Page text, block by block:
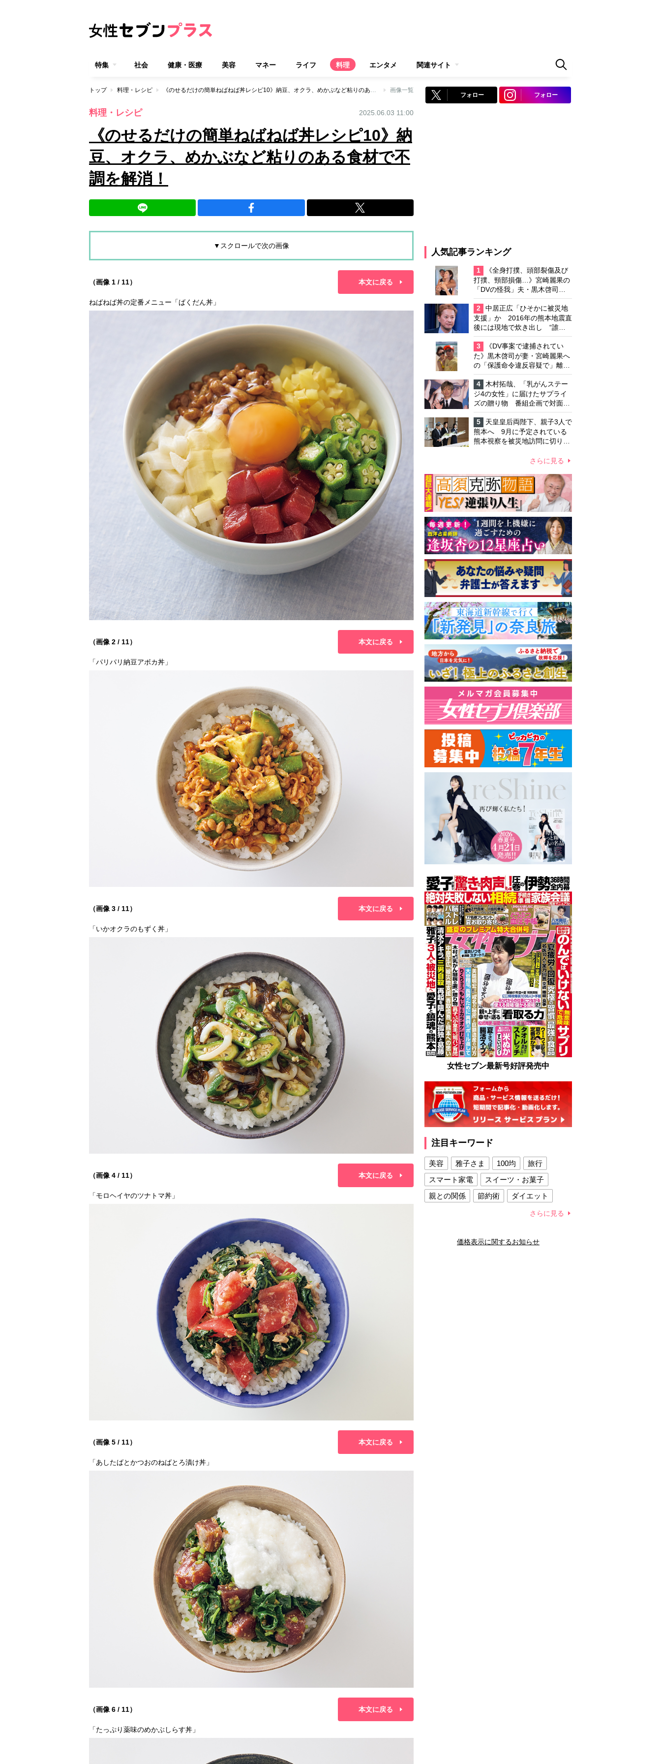
特集 社会 健康・医療 美容 マネー ライフ 料理 エンタメ 関連サイト
トップ 料理・レシピ 《のせるだけの簡単ねばねば丼レシピ10》納豆、オクラ、めかぶなど粘りのある食材で不調を解消！ 画像一覧
料理・レシピ 2025.06.03 11:00
《のせるだけの簡単ねばねば丼レシピ10》納
豆、オクラ、めかぶなど粘りのある食材で不
調を解消！
▼スクロールで次の画像
（画像 1 / 11） 本文に戻る
ねばねば丼の定番メニュー「ばくだん丼」
（画像 2 / 11） 本文に戻る
「パリパリ納豆アボカ丼」
（画像 3 / 11） 本文に戻る
「いかオクラのもずく丼」
（画像 4 / 11） 本文に戻る
「モロヘイヤのツナトマ丼」
（画像 5 / 11） 本文に戻る
「あしたばとかつおのねばとろ漬け丼」
（画像 6 / 11） 本文に戻る
「たっぷり薬味のめかぶしらす丼」
フォロー フォロー
人気記事ランキング
1
《全身打撲、頭部裂傷及び
打撲、頸部損傷…》宮崎麗果の
「DVの怪我」夫・黒木啓司の
逮捕で始まる「夫婦の闘争」
2
中居正広「ひそかに被災地
支援」か 2016年の熊本地震直
後には現地で炊き出し “誰に
も知られなくて良い”と、むし
ろ強まる福祉活動への思い
3
《DV事案で逮捕されてい
た》黒木啓司が妻・宮崎麗果へ
の「保護命令違反容疑で」離婚
協議は「第二ステージ」へ
4
木村拓哉、「乳がんステー
ジ4の女性」に届けたサプライ
ズの贈り物 番組企画で対面し
たファンが、夢と希望を与える
心遣いに「うれしくて号泣しま
した」
5
天皇皇后両陛下、親子3人で
熊本へ 9月に予定されている
熊本視察を被災地訪問に切り替
夫妻から受け継ぐ“国民への寄
さらに見る
女性セブン最新号好評発売中
注目キーワード
美容 雅子さま 100均
旅行
スマート家電
スイーツ・お菓子
親との関係
節約術
ダイエット
夫との関係
新津春子 どか食い
さらに見る
価格表示に関するお知らせ